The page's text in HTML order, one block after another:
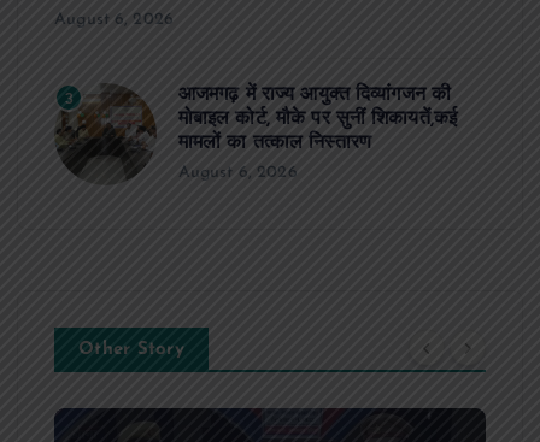
August 6, 2026
3
आजमगढ़ में राज्य आयुक्त दिव्यांगजन की
मोबाइल कोर्ट, मौके पर सुनीं शिकायतें,कई
मामलों का तत्काल निस्तारण
August 6, 2026
Other Story